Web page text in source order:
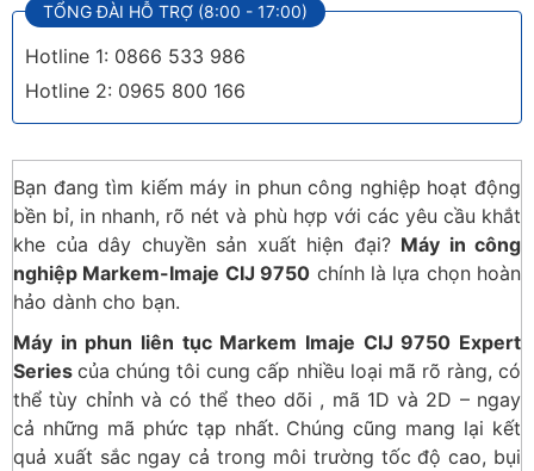
TỔNG ĐÀI HỖ TRỢ (8:00 - 17:00)
Hotline 1: 0866 533 986
Hotline 2: 0965 800 166
Bạn đang tìm kiếm máy in phun công nghiệp hoạt động
bền bỉ, in nhanh, rõ nét và phù hợp với các yêu cầu khắt
khe của dây chuyền sản xuất hiện đại? Máy in công
nghiệp Markem-Imaje CIJ 9750 chính là lựa chọn hoàn
hảo dành cho bạn.
Máy in phun liên tục Markem Imaje CIJ 9750 Expert
Seriescủa chúng tôi cung cấp nhiều loại mã rõ ràng, có
thể tùy chỉnh và có thể theo dõi , mã 1D và 2D – ngay
cả những mã phức tạp nhất. Chúng cũng mang lại kết
quả xuất sắc ngay cả trong môi trường tốc độ cao, bụi